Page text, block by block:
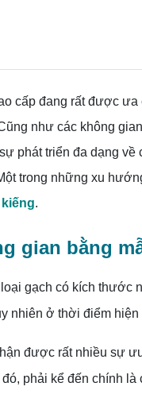
cấp đang rất được
như các không
phát triển đa dạng
trong những xu
.
gian bằng
gạch có kích thước
nhiên ở thời điểm
được rất nhiều sự
phải kể đến chính